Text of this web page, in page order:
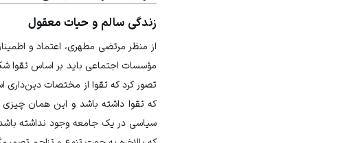
زندگی سالم و حیات معقول
از منظر مرتضی مطهری، اعتماد و
مؤسسات اجتماعی باید بر اساس تقوا
تصور کرد که تقوا از مختصات دین‌داری
که تقوا داشته باشد و این همان چیزی
سیاسی در یک جامعه وجود نداشته